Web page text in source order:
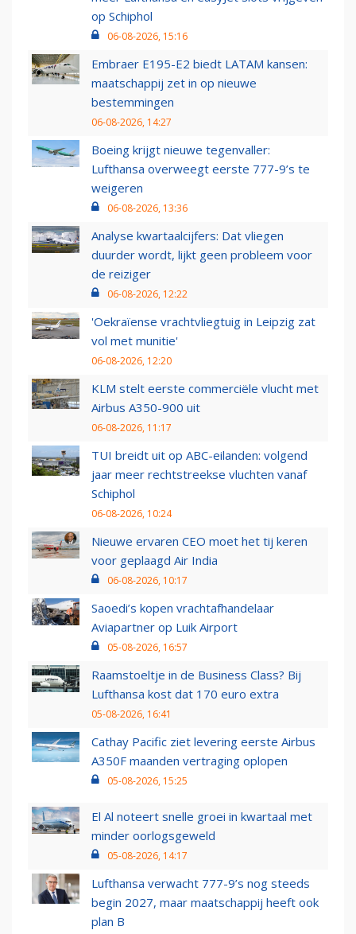
op Schiphol
06-08-2026, 15:16
Embraer E195-E2 biedt LATAM kansen:
maatschappij zet in op nieuwe
bestemmingen
06-08-2026, 14:27
Boeing krijgt nieuwe tegenvaller:
Lufthansa overweegt eerste 777-9’s te
weigeren
06-08-2026, 13:36
Analyse kwartaalcijfers: Dat vliegen
duurder wordt, lijkt geen probleem voor
de reiziger
06-08-2026, 12:22
'Oekraïense vrachtvliegtuig in Leipzig zat
vol met munitie'
06-08-2026, 12:20
KLM stelt eerste commerciële vlucht met
Airbus A350-900 uit
06-08-2026, 11:17
TUI breidt uit op ABC-eilanden: volgend
jaar meer rechtstreekse vluchten vanaf
Schiphol
06-08-2026, 10:24
Nieuwe ervaren CEO moet het tij keren
voor geplaagd Air India
06-08-2026, 10:17
Saoedi’s kopen vrachtafhandelaar
Aviapartner op Luik Airport
05-08-2026, 16:57
Raamstoeltje in de Business Class? Bij
Lufthansa kost dat 170 euro extra
05-08-2026, 16:41
Cathay Pacific ziet levering eerste Airbus
A350F maanden vertraging oplopen
05-08-2026, 15:25
El Al noteert snelle groei in kwartaal met
minder oorlogsgeweld
05-08-2026, 14:17
Lufthansa verwacht 777-9’s nog steeds
begin 2027, maar maatschappij heeft ook
plan B